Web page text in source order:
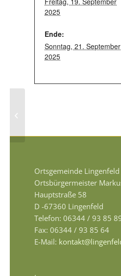
2025
Ende:
Sonntag, 21. September
2025
Ortsgemeinde Lingenfeld
Ortsbürgermeister
Hauptstraße 58
D -67360 Lingenfeld
Telefon: 06344 / 93 85
Fax: 06344 / 93 85 64
E-Mail: